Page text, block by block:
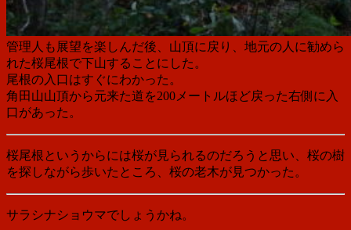
管理人も展望を楽しんだ後、山頂に戻り、地元の人に勧めら
れた桜尾根で下山することにした。
尾根の入口はすぐにわかった。
角田山山頂から元来た道を200メートルほど戻った右側に入
口があった。
桜尾根というからには桜が見られるのだろうと思い、桜の樹
を探しながら歩いたところ、桜の老木が見つかった。
サラシナショウマでしょうかね。